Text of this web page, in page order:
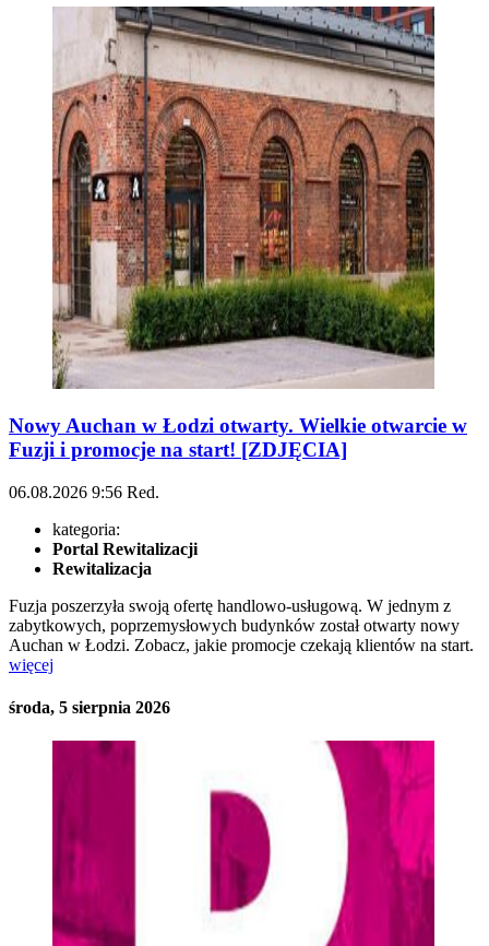
Nowy Auchan w Łodzi otwarty. Wielkie otwarcie w
Fuzji i promocje na start! [ZDJĘCIA]
06.08.2026 9:56 Red.
kategoria:
Portal Rewitalizacji
Rewitalizacja
Fuzja poszerzyła swoją ofertę handlowo-usługową. W jednym z
zabytkowych, poprzemysłowych budynków został otwarty nowy
Auchan w Łodzi. Zobacz, jakie promocje czekają klientów na start.
więcej
środa, 5 sierpnia 2026